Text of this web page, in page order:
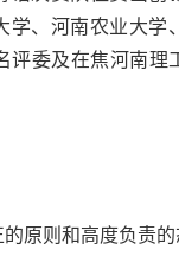
学、河南农业大
评委及在焦河南
原则和高度负责